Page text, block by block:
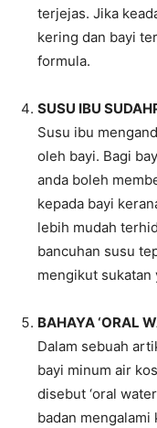
terjejas. Jika
kering dan bayi
formula.
SUSU IBU
Susu ibu
oleh bayi. Bagi
anda boleh
kepada bayi
lebih mudah
bancuhan susu
mengikut sukatan
BAHAYA ‘ORAL
Dalam sebuah
bayi minum air
disebut ‘oral
badan mengalami